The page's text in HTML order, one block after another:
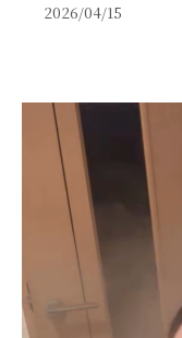
2026/04/15